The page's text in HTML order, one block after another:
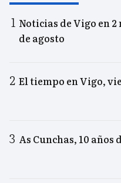
Noticias de Vigo en
de agosto
El tiempo en Vigo,
As Cunchas, 10 años